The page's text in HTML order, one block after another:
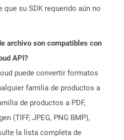
que su SDK requerido aún no
archivo son compatibles con
API?
puede convertir formatos
familia de productos a
de productos a PDF,
(TIFF, JPEG, PNG BMP),
la lista completa de